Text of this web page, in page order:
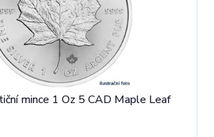
mince 1 Oz 5 CAD Maple Leaf